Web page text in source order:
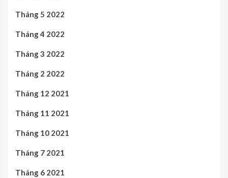
Tháng 5 2022
Tháng 4 2022
Tháng 3 2022
Tháng 2 2022
Tháng 12 2021
Tháng 11 2021
Tháng 10 2021
Tháng 7 2021
Tháng 6 2021